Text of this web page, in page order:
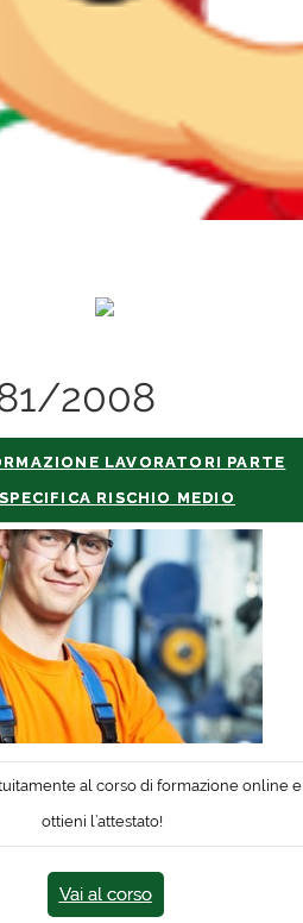
2008
LAVORATORI PARTE
RISCHIO MEDIO
al corso di formazione online e
ottieni l’attestato!
Vai al corso